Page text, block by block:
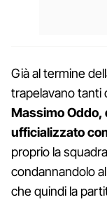
Già al termine
trapelavano tanti
Massimo Oddo,
ufficializzato
proprio la
condannandolo
che quindi la